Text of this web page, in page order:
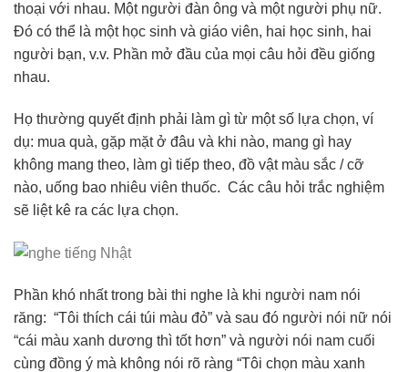
thoại với nhau. Một người đàn ông và một người phụ nữ.
Đó có thể là một học sinh và giáo viên, hai học sinh, hai
người bạn, v.v. Phần mở đầu của mọi câu hỏi đều giống
nhau.
Họ thường quyết định phải làm gì từ một số lựa chọn, ví
dụ: mua quà, gặp mặt ở đâu và khi nào, mang gì hay
không mang theo, làm gì tiếp theo, đồ vật màu sắc / cỡ
nào, uống bao nhiêu viên thuốc. Các câu hỏi trắc nghiệm
sẽ liệt kê ra các lựa chọn.
Phần khó nhất trong bài thi nghe là khi người nam nói
răng: “Tôi thích cái túi màu đỏ” và sau đó người nói nữ nói
“cái màu xanh dương thì tốt hơn” và người nói nam cuối
cùng đồng ý mà không nói rõ ràng “Tôi chọn màu xanh